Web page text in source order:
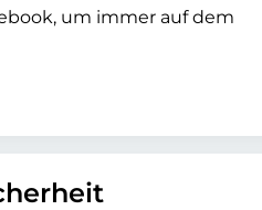
um immer auf dem